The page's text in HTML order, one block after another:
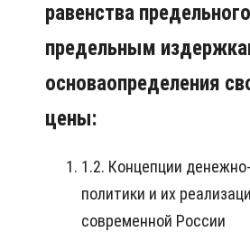
равенства
предельным
основаопределения
цены:
1.2. Концепции
политики и их
современной России